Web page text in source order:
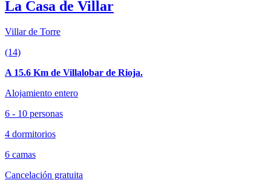
La Casa de Villar
Villar de Torre
(14)
A 15.6 Km de Villalobar de Rioja.
Alojamiento entero
6 - 10 personas
4 dormitorios
6 camas
Cancelación gratuita